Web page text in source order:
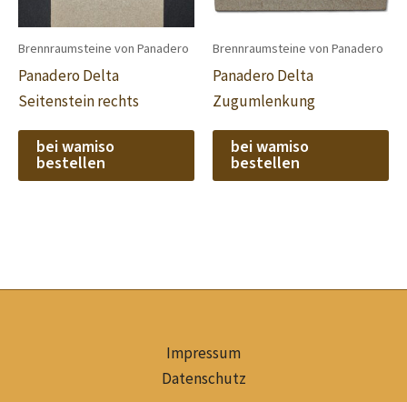
Brennraumsteine von Panadero
Panadero Delta
Seitenstein rechts
bei wamiso
bestellen
Brennraumsteine von Panadero
Panadero Delta
Zugumlenkung
bei wamiso
bestellen
Impressum
Datenschutz